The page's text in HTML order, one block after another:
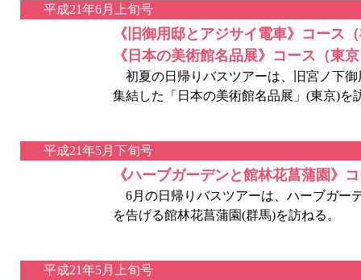
平成21年6月上旬号
《旧御用邸とアジサイ電車》コース
《日本の美術館名品展》コース（東
初夏の日帰りバスツアーは、旧宮ノ下
集結した「日本の美術館名品展」(東京)を
平成21年5月下旬号
《ハーブガーデンと館林花菖蒲園》
6月の日帰りバスツアーは、ハーブガー
を告げる館林花菖蒲園(群馬)を訪ねる。
平成21年5月上旬号